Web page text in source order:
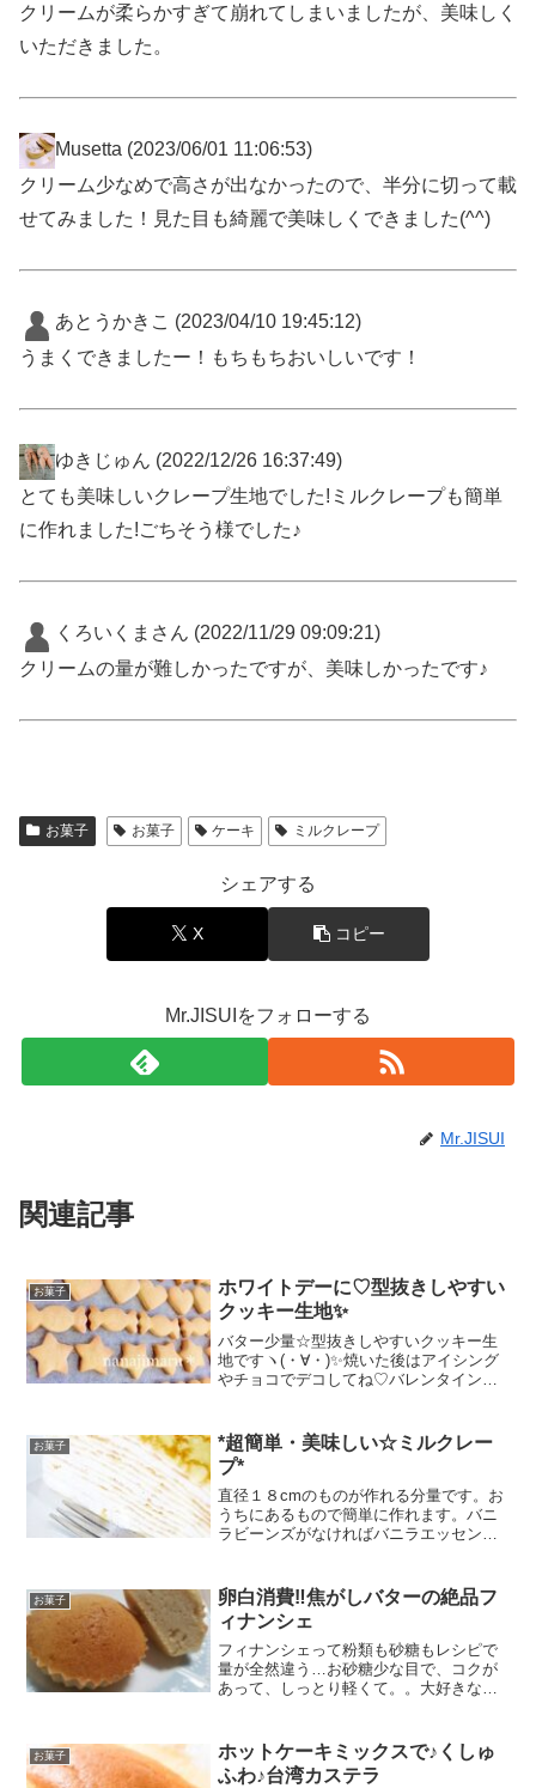
クリームが柔らかすぎて崩れてしまいましたが、美味しく
いただきました。
Musetta (2023/06/01 11:06:53)
クリーム少なめで高さが出なかったので、半分に切って載
せてみました！見た目も綺麗で美味しくできました(^^)
あとうかきこ (2023/04/10 19:45:12)
うまくできましたー！もちもちおいしいです！
ゆきじゅん (2022/12/26 16:37:49)
とても美味しいクレープ生地でした!ミルクレープも簡単
に作れました!ごちそう様でした♪
くろいくまさん (2022/11/29 09:09:21)
クリームの量が難しかったですが、美味しかったです♪
お菓子 お菓子 ケーキ ミルクレープ
シェアする
X コピー
Mr.JISUIをフォローする
Mr.JISUI
関連記事
お菓子
ホワイトデーに♡型抜きしやすい
クッキー生地✨
バター少量☆型抜きしやすいクッキー生
地ですヽ(・∀・)✨焼いた後はアイシング
やチョコでデコしてね♡バレンタイン、
(溶き卵)砂糖バター(有塩)サラダ油バニ
ラ...
お菓子
*超簡単・美味しい☆ミルクレー
プ*
直径１８cmのものが作れる分量です。お
うちにあるもので簡単に作れます。バニ
ラビーンズがなければバニラエッセンス
薄力粉グラニュー糖卵卵黄バター（食塩
不使用）牛乳塩...
お菓子
卵白消費‼焦がしバターの絶品フ
ィナンシェ
フィナンシェって粉類も砂糖もレシピで
量が全然違う…お砂糖少な目で、コクが
あって、しっとり軽くて。。大好きなフ
レシピ） 約1時間 500円前後 材料卵白グ
ラニュー糖ア...
お菓子
ホットケーキミックスで♪くしゅ
ふわ♪台湾カステラ